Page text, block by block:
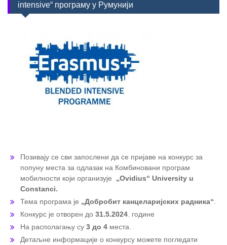
intensive“ програму у Румунији
Позивају се сви запослени да се пријаве на конкурс за
попуну места за одлазак на Комбиновани програм
мобилности који организује „Ovidius“ University u
Constanci.
Тема програма је „Добробит канцеларијских радника“.
Конкурс је отворен до 31.5.2024. године
На располагању су 3 до 4 места.
Детаљне информације о конкурсу можете погледати